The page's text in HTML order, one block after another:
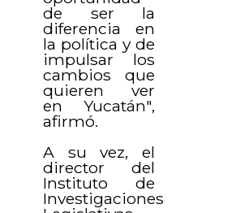
de ser la
diferencia en
la política y de
impulsar los
cambios que
quieren ver
en Yucatán",
afirmó.
A su vez, el
director del
Instituto de
Investigaciones